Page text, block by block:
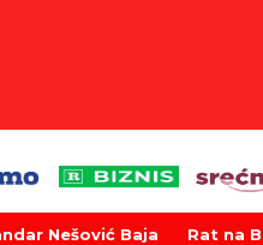
Nešović Baja Rat na